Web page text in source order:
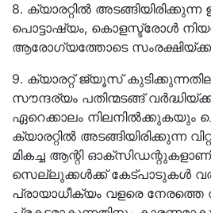
8. ക്യാരറ്റിൽ
പൊട്ടാഷ്യം, കൊളസ്ട്രോൾ
ആരോഗ്യത്തോടെ
9. ക്യാരറ്റ്‌ ജ്യൂസ്‌
സൗന്ദര്യം പതിന്മടങ്ങ്‌
ഏറെക്കാലം നിലനിൽക്കുകയും
ക്യാരറ്റിൽ അടങ്ങിയിരിക്കുന്ന
മികച്ച ആന്റി
സെല്ലുക്കൾക്ക്‌ കേട്പാടുകൾ
പ്രായാധീക്യം വളരെ നേരത്തെ